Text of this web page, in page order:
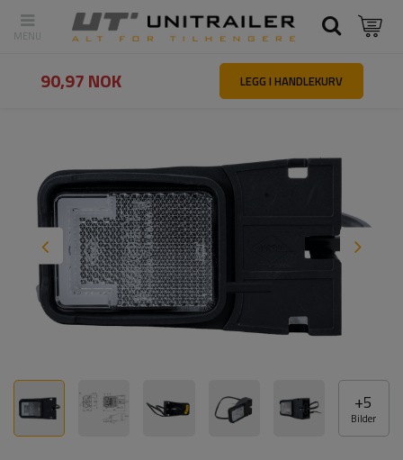
Tilbake Hovedside Belysning og elektrisk utstyr Markeringslys
+5
Bilder
90,97 NOK LEGG I HANDLEKURV